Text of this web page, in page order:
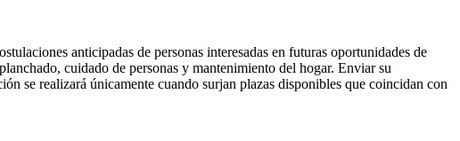
anticipadas de personas interesadas en futuras oportunidades de
cuidado de personas y mantenimiento del hogar. Enviar su
se realizará únicamente cuando surjan plazas disponibles que coincidan con